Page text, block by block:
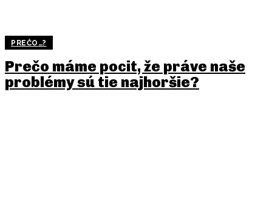
PREČO…?
Prečo máme pocit, že práve naše
problémy sú tie najhoršie?